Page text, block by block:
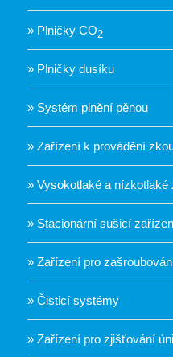
» Plničky CO2
» Plničky dusíku
» Systém plnění pěnou
» Zařízení k provádění
» Vysokotlaké a
» Stacionární sušicí
» Zařízení pro
» Čisticí systémy
» Zařízení pro zjišťování